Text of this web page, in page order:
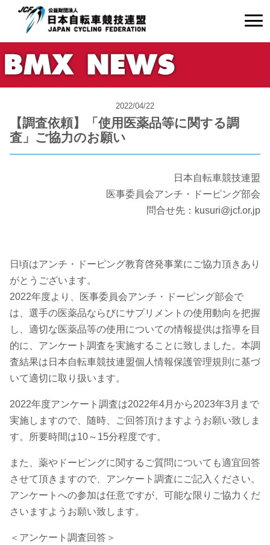
2022/04/22
【調査依頼】「使用医薬品等に関する調
査」ご協力のお願い
日本自転車競技連盟
医事委員会アンチ・ドーピング部会
問合せ先：kusuri@jcf.or.jp
日頃はアンチ・ドーピング教育啓発事業にご協力頂きあり
がとうございます。
2022年度より、医事委員会アンチ・ドーピング部会で
は、選手の医薬品ならびにサプリメントの使用動向を把握
し、適切な医薬品等の使用についての情報提供は指導を目
的に、アンケート調査を実施することに致しました。本調
査結果は日本自転車競技連盟個人情報保護管理規則に基づ
いて適切に取り扱います。
2022年度アンケート調査は2022年4月から2023年3月まで
実施しますので、随時、ご回答頂けますようお願い致しま
す。所要時間は10～15分程度です。
また、薬やドーピングに関するご質問についても適宜回答
させて頂きますので、アンケート調査にご記入ください。
アンケートへの参加は任意ですが、可能な限りご協力くだ
さいますようお願い致します。
＜アンケート調査回答＞